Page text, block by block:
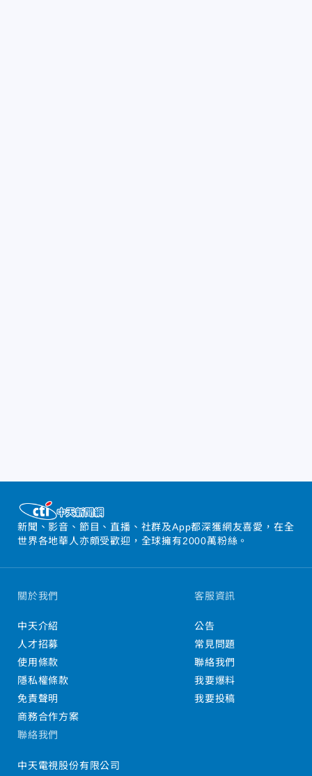
新聞、影音、節目、直播、社群及App都深獲網友喜愛，在全
世界各地華人亦頗受歡迎，全球擁有2000萬粉絲。
關於我們
中天介紹
人才招募
使用條款
隱私權條款
免責聲明
商務合作方案
客服資訊
公告
常見問題
聯絡我們
我要爆料
我要投稿
聯絡我們
中天電視股份有限公司